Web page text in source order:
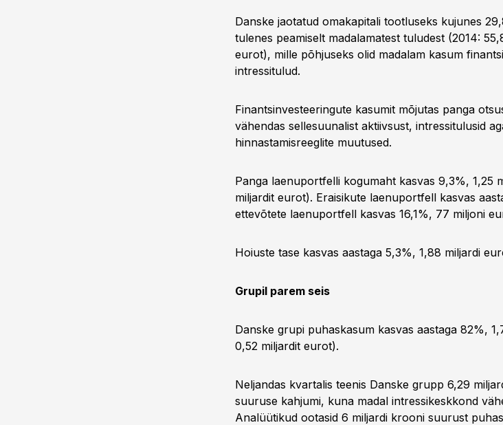
Danske jaotatud omakapitali tootluseks kujunes
tulenes peamiselt madalamatest tuludest (2014:
eurot), mille põhjuseks olid madalam kasum
intressitulud.
Finantsinvesteeringute kasumit mõjutas panga
vähendas sellesuunalist aktiivsust, intressitulusid
hinnastamisreeglite muutused.
Panga laenuportfelli kogumaht kasvas 9,3%, 1,25
miljardit eurot). Eraisikute laenuportfell kasvas
ettevõtete laenuportfell kasvas 16,1%, 77 miljoni
Hoiuste tase kasvas aastaga 5,3%, 1,88 miljardi
Grupil parem seis
Danske grupi puhaskasum kasvas aastaga 82%,
0,52 miljardit eurot).
Neljandas kvartalis teenis Danske grupp 6,29
suuruse kahjumi, kuna madal intressikeskkond
Analüütikud ootasid 6 miljardi krooni suurust